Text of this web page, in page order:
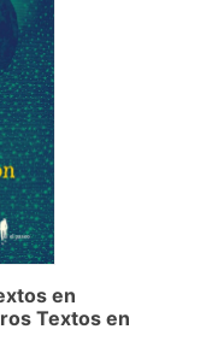
en
Textos en